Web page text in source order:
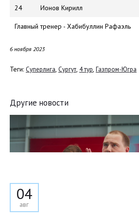
24 Ионов Кирилл
Главный тренер - Хабибуллин Рафаэль
6 ноября 2023
Теги: Суперлига, Сургут, 4 тур, Газпром-Югра
Другие новости
04
авг